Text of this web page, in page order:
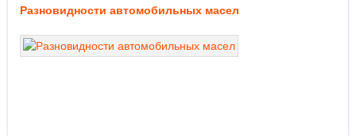
Разновидности автомобильных масел